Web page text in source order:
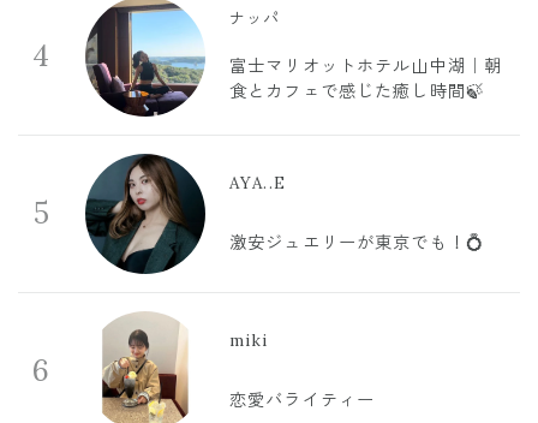
4
ナッパ
富士マリオットホテル山中湖｜朝
食とカフェで感じた癒し時間🍃
5
AYA..E
激安ジュエリーが東京でも！💍
6
miki
恋愛バライティー